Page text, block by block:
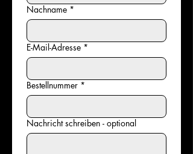
Nachname *
E-Mail-Adresse *
Bestellnummer *
Nachricht schreiben - optional